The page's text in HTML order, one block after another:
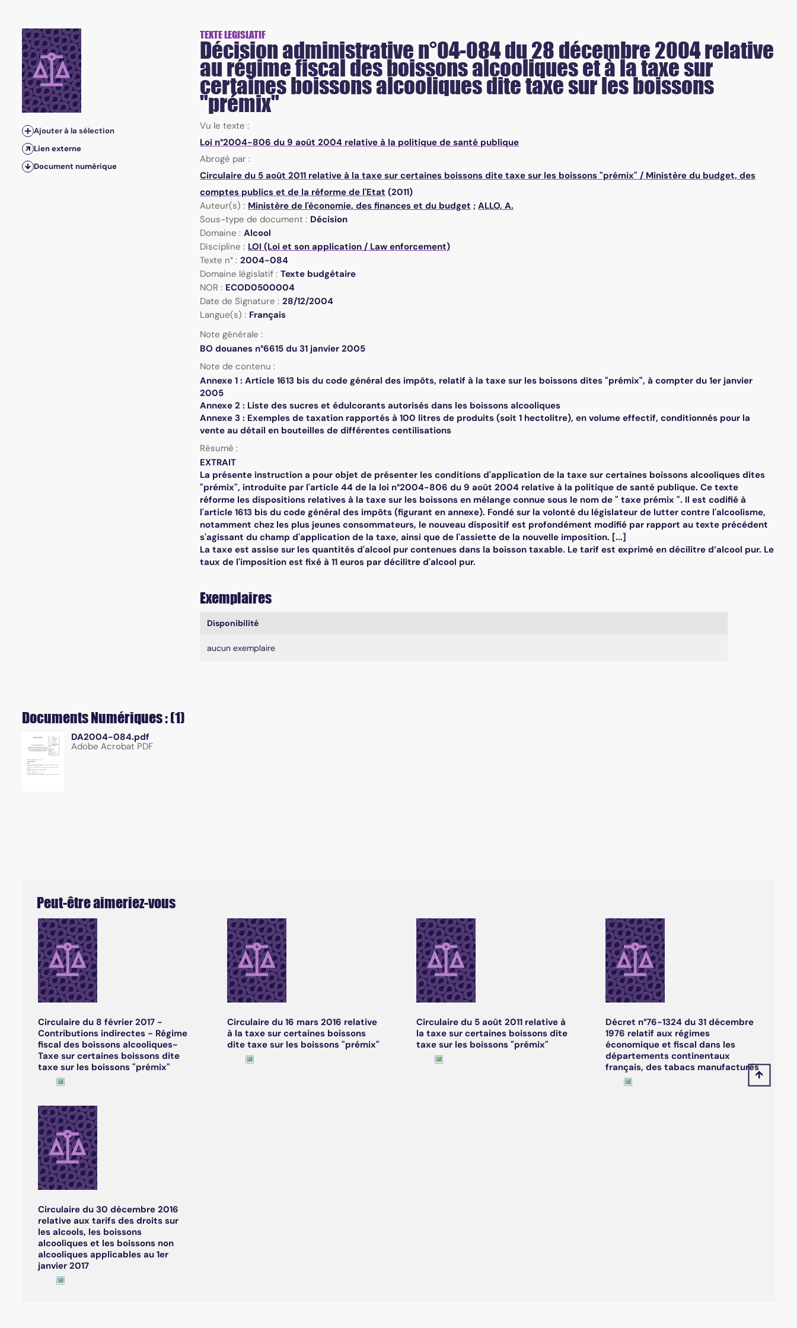
Ajouter à la sélection
Lien externe
Document numérique
TEXTE LEGISLATIF
Décision administrative n°04-084 du 28 décembre 2004 relative
au régime fiscal des boissons alcooliques et à la taxe sur
certaines boissons alcooliques dite taxe sur les boissons
"prémix"
Vu le texte :
Loi n°2004-806 du 9 août 2004 relative à la politique de santé publique
Abrogé par :
Circulaire du 5 août 2011 relative à la taxe sur certaines boissons dite taxe sur les boissons "prémix" / Ministère du budget, des
comptes publics et de la réforme de l'Etat (2011)
Auteur(s) : Ministère de l'économie, des finances et du budget ; ALLO, A.
Sous-type de document : Décision
Domaine : Alcool
Discipline : LOI (Loi et son application / Law enforcement)
Texte n° : 2004-084
Domaine législatif : Texte budgétaire
NOR : ECOD0500004
Date de Signature : 28/12/2004
Langue(s) : Français
Note générale :
BO douanes n°6615 du 31 janvier 2005
Note de contenu :
Annexe 1 : Article 1613 bis du code général des impôts, relatif à la taxe sur les boissons dites "prémix", à compter du 1er janvier
2005
Annexe 2 : Liste des sucres et édulcorants autorisés dans les boissons alcooliques
Annexe 3 : Exemples de taxation rapportés à 100 litres de produits (soit 1 hectolitre), en volume effectif, conditionnés pour la
vente au détail en bouteilles de différentes centilisations
Résumé :
EXTRAIT
La présente instruction a pour objet de présenter les conditions d'application de la taxe sur certaines boissons alcooliques dites
"prémix", introduite par l'article 44 de la loi n°2004-806 du 9 août 2004 relative à la politique de santé publique. Ce texte
réforme les dispositions relatives à la taxe sur les boissons en mélange connue sous le nom de " taxe prémix ". Il est codifié à
l'article 1613 bis du code général des impôts (figurant en annexe). Fondé sur la volonté du législateur de lutter contre l'alcoolisme,
notamment chez les plus jeunes consommateurs, le nouveau dispositif est profondément modifié par rapport au texte précédent
s'agissant du champ d'application de la taxe, ainsi que de l'assiette de la nouvelle imposition. [...]
La taxe est assise sur les quantités d'alcool pur contenues dans la boisson taxable. Le tarif est exprimé en décilitre d’alcool pur. Le
taux de l'imposition est fixé à 11 euros par décilitre d'alcool pur.
Exemplaires
Liste des exemplaires
Disponibilité
aucun exemplaire
Documents Numériques : (1)
DA2004-084.pdf
Adobe Acrobat PDF
Peut-être aimeriez-vous
Circulaire du 8 février 2017 -
Contributions indirectes - Régime
fiscal des boissons alcooliques-
Taxe sur certaines boissons dite
taxe sur les boissons "prémix"
Circulaire du 16 mars 2016 relative
à la taxe sur certaines boissons
dite taxe sur les boissons "prémix"
Circulaire du 5 août 2011 relative à
la taxe sur certaines boissons dite
taxe sur les boissons "prémix"
Décret n°76-1324 du 31 décembre
1976 relatif aux régimes
économique et fiscal dans les
départements continentaux
français, des tabacs manufacturés
Circulaire du 30 décembre 2016
relative aux tarifs des droits sur
les alcools, les boissons
alcooliques et les boissons non
alcooliques applicables au 1er
janvier 2017